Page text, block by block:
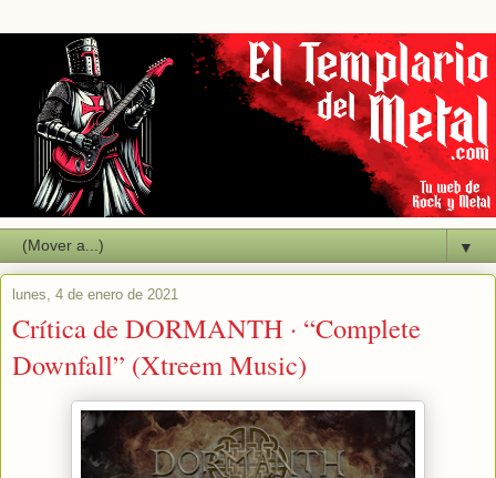
▼
lunes, 4 de enero de 2021
Crítica de DORMANTH · “Complete
Downfall” (Xtreem Music)